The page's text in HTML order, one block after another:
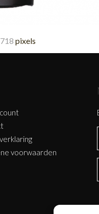
pixels
voorwaarden